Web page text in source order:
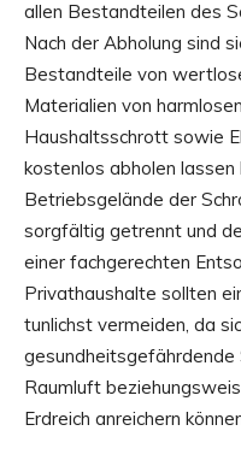
allen Bestandteilen des
Nach der Abholung sind
Bestandteile von
Materialien von
Haushaltsschrott sowie
kostenlos abholen
Betriebsgelände der
sorgfältig getrennt und
einer fachgerechten
Privathaushalte sollten
tunlichst vermeiden, da
gesundheitsgefährdende
Raumluft
Erdreich anreichern